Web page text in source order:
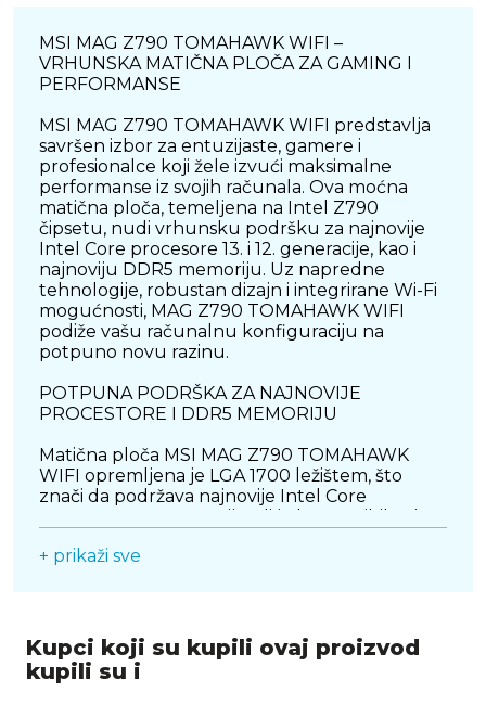
MSI MAG Z790 TOMAHAWK WIFI –
VRHUNSKA MATIČNA PLOČA ZA GAMING I
PERFORMANSE
MSI MAG Z790 TOMAHAWK WIFI predstavlja
savršen izbor za entuzijaste, gamere i
profesionalce koji žele izvući maksimalne
performanse iz svojih računala. Ova moćna
matična ploča, temeljena na Intel Z790
čipsetu, nudi vrhunsku podršku za najnovije
Intel Core procesore 13. i 12. generacije, kao i
najnoviju DDR5 memoriju. Uz napredne
tehnologije, robustan dizajn i integrirane Wi-Fi
mogućnosti, MAG Z790 TOMAHAWK WIFI
podiže vašu računalnu konfiguraciju na
potpuno novu razinu.
POTPUNA PODRŠKA ZA NAJNOVIJE
PROCESTORE I DDR5 MEMORIJU
Matična ploča MSI MAG Z790 TOMAHAWK
WIFI opremljena je LGA 1700 ležištem, što
znači da podržava najnovije Intel Core
korisnicima prilagodljivost i fleksibilnost
najnoviju DDR5 tehnologiju memorije,
omogućujući postizanje većih brzina i bolje
stabilnosti u radu. Podržava do 128 GB RAM-a
+ prikaži sve
Kupci koji su kupili ovaj proizvod
kupili su i